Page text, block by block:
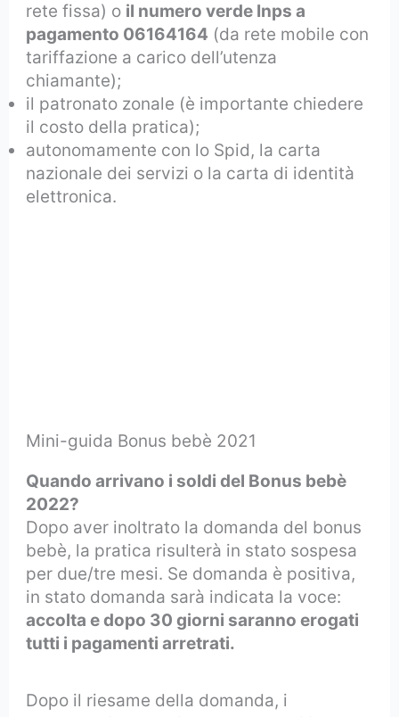
rete fissa) o il numero verde Inps a
pagamento 06164164 (da rete mobile con
tariffazione a carico dell’utenza
chiamante);
il patronato zonale (è importante chiedere
il costo della pratica);
autonomamente con lo Spid, la carta
nazionale dei servizi o la carta di identità
elettronica.
Mini-guida Bonus bebè 2021
Quando arrivano i soldi del Bonus bebè
2022?
Dopo aver inoltrato la domanda del bonus
bebè, la pratica risulterà in stato sospesa
per due/tre mesi. Se domanda è positiva,
in stato domanda sarà indicata la voce:
accolta e dopo 30 giorni saranno erogati
tutti i pagamenti arretrati.
Dopo il riesame della domanda, i